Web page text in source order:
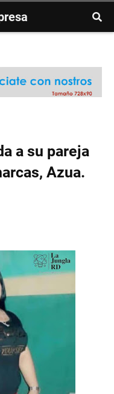
a su pareja
Azua.